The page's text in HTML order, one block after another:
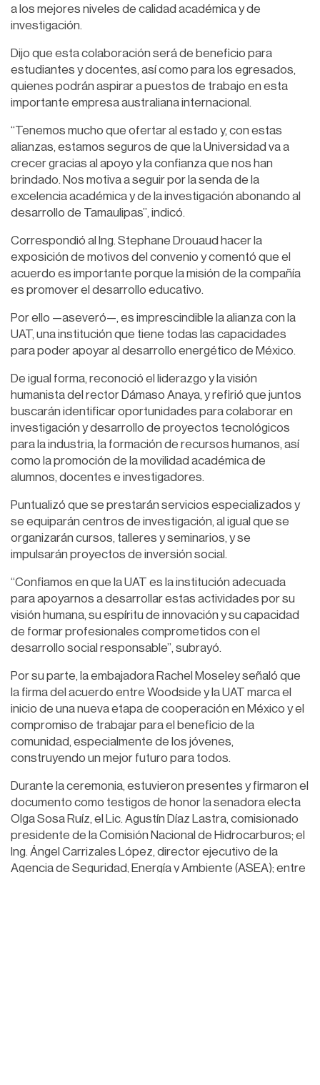
a los mejores niveles de calidad académica y de
investigación.
Dijo que esta colaboración será de beneficio para
estudiantes y docentes, así como para los egresados,
quienes podrán aspirar a puestos de trabajo en esta
importante empresa australiana internacional.
“Tenemos mucho que ofertar al estado y, con estas
alianzas, estamos seguros de que la Universidad va a
crecer gracias al apoyo y la confianza que nos han
brindado. Nos motiva a seguir por la senda de la
excelencia académica y de la investigación abonando al
desarrollo de Tamaulipas”, indicó.
Correspondió al Ing. Stephane Drouaud hacer la
exposición de motivos del convenio y comentó que el
acuerdo es importante porque la misión de la compañía
es promover el desarrollo educativo.
Por ello —aseveró—, es imprescindible la alianza con la
UAT, una institución que tiene todas las capacidades
para poder apoyar al desarrollo energético de México.
De igual forma, reconoció el liderazgo y la visión
humanista del rector Dámaso Anaya, y refirió que juntos
buscarán identificar oportunidades para colaborar en
investigación y desarrollo de proyectos tecnológicos
para la industria, la formación de recursos humanos, así
como la promoción de la movilidad académica de
alumnos, docentes e investigadores.
Puntualizó que se prestarán servicios especializados y
se equiparán centros de investigación, al igual que se
organizarán cursos, talleres y seminarios, y se
impulsarán proyectos de inversión social.
“Confiamos en que la UAT es la institución adecuada
para apoyarnos a desarrollar estas actividades por su
visión humana, su espíritu de innovación y su capacidad
de formar profesionales comprometidos con el
desarrollo social responsable”, subrayó.
Por su parte, la embajadora Rachel Moseley señaló que
la firma del acuerdo entre Woodside y la UAT marca el
inicio de una nueva etapa de cooperación en México y el
compromiso de trabajar para el beneficio de la
comunidad, especialmente de los jóvenes,
construyendo un mejor futuro para todos.
Durante la ceremonia, estuvieron presentes y firmaron el
documento como testigos de honor la senadora electa
Olga Sosa Ruíz, el Lic. Agustín Díaz Lastra, comisionado
presidente de la Comisión Nacional de Hidrocarburos; el
Ing. Ángel Carrizales López, director ejecutivo de la
Agencia de Seguridad, Energía y Ambiente (ASEA); entre